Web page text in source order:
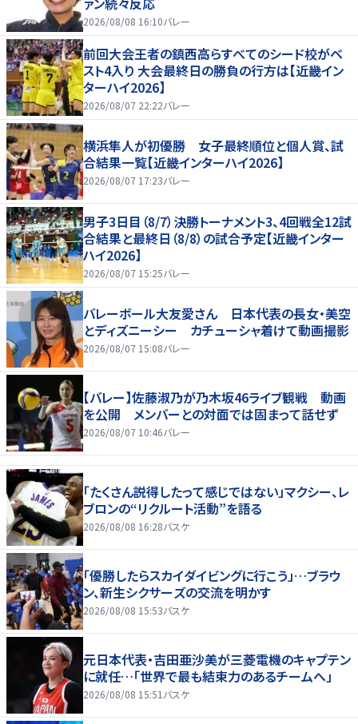
2026/08/08 16:10バレー
前回大会王者の鎮西高らすべてのシード校がベ
スト4入り 大会最終日の勝負の行方は【近畿イン
ターハイ2026】
2026/08/07 22:22バレー
横浜隼人が初優勝 女子最終順位と個人賞、試
合結果一覧【近畿インターハイ2026】
2026/08/07 17:23バレー
男子3日目（8/7）決勝トーナメント3、4回戦全12試
合結果と最終日（8/8）の試合予定【近畿インター
ハイ2026】
2026/08/07 15:25バレー
バレーボール大友愛さん 日本代表の長女・美空
とディズニーシー カチューシャ着けて動画撮影
2026/08/07 15:08バレー
【バレー】佐藤淑乃が乃木坂46ライブ観戦 動画
を公開 メンバーとの対面では固まって話せず
2026/08/07 10:46バレー
「たくさん説得したって感じではない」マクシー、レ
ブロンの“リクルート活動”を語る
2026/08/08 16:28バスケ
「優勝したらスカイダイビングに行こう」…ブラウ
ン、新生シクサーズの交流を明かす
2026/08/08 15:53バスケ
元日本代表・吉田亜沙美が三菱電機のキャプテン
に就任…「世界で最も結束力のあるチームへ」
2026/08/08 15:51 バスケ